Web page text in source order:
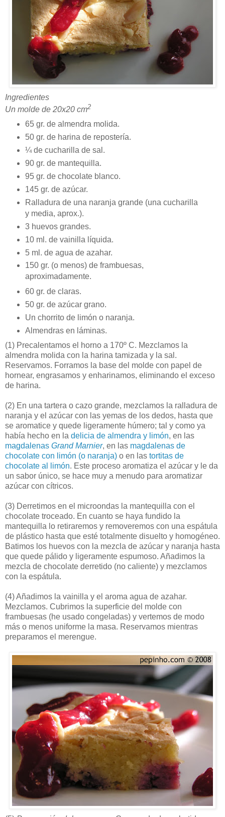
Ingredientes
Un molde de 20x20 cm2
65 gr. de almendra molida.
50 gr. de harina de repostería.
¼ de cucharilla de sal.
90 gr. de mantequilla.
95 gr. de chocolate blanco.
145 gr. de azúcar.
Ralladura de una naranja grande (una cucharilla
y media, aprox.).
3 huevos grandes.
10 ml. de vainilla líquida.
5 ml. de agua de azahar.
150 gr. (o menos) de frambuesas,
aproximadamente.
60 gr. de claras.
50 gr. de azúcar grano.
Un chorrito de limón o naranja.
Almendras en láminas.
(1) Precalentamos el horno a 170º C. Mezclamos la
almendra molida con la harina tamizada y la sal.
Reservamos. Forramos la base del molde con papel de
hornear, engrasamos y enharinamos, eliminando el exceso
de harina.
(2) En una tartera o cazo grande, mezclamos la ralladura de
naranja y el azúcar con las yemas de los dedos, hasta que
se aromatice y quede ligeramente húmero; tal y como ya
había hecho en la delicia de almendra y limón, en las
magdalenas Grand Marnier, en las magdalenas de
chocolate con limón (o naranja) o en las tortitas de
chocolate al limón. Este proceso aromatiza el azúcar y le da
un sabor único, se hace muy a menudo para aromatizar
azúcar con cítricos.
(3) Derretimos en el microondas la mantequilla con el
chocolate troceado. En cuanto se haya fundido la
mantequilla lo retiraremos y removeremos con una espátula
de plástico hasta que esté totalmente disuelto y homogéneo.
Batimos los huevos con la mezcla de azúcar y naranja hasta
que quede pálido y ligeramente espumoso. Añadimos la
mezcla de chocolate derretido (no caliente) y mezclamos
con la espátula.
(4)Añadimos la vainilla y el aroma agua de azahar.
Mezclamos. Cubrimos la superficie del molde con
frambuesas (he usado congeladas) y vertemos de modo
más o menos uniforme la masa. Reservamos mientras
preparamos el merengue.